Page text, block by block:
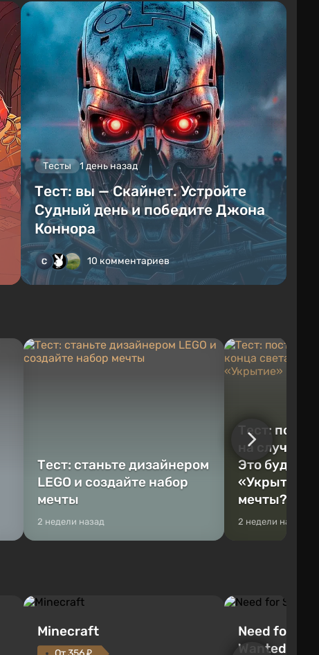
Тесты 1 день назад
Тест: вы — Скайнет. Устройте
Судный день и победите Джона
Коннора
10 комментариев
Тест: станьте дизайнером
LEGO и создайте набор
мечты
2 недели назад
Тест:
на случай
Это будет
«Укрытие»
мечты?
2 недели назад
Minecraft
Need for
Wanted